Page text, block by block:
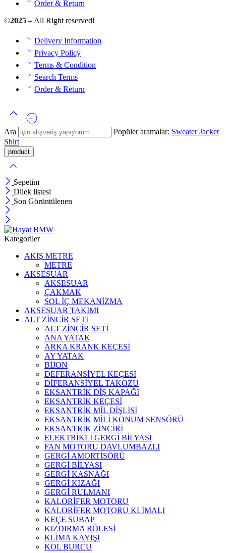
Order & Return
©2025 – All Right reserved!
Delivery Information
Privacy Policy
Terms & Condition
Search Terms
Order & Return
Ara Popüler aramalar: SweaterJacket
Shirt
Sepetim
Dilek listesi
Son Görüntülenen
Kategoriler
AKIŞ METRE
METRE
AKSESUAR
AKSESUAR
ÇAKMAK
SOL İÇ MEKANİZMA
AKSESUAR TAKIMI
ALT ZİNCİR SETİ
ALT ZİNCİR SETİ
ANA YATAK
ARKA KRANK KEÇESİ
AY YATAK
BİJON
DEFERANSİYEL KEÇESİ
DİFERANSİYEL TAKOZU
EKSANTRİK DİŞ KAPAĞI
EKSANTRİK KEÇESİ
EKSANTRİK MİL DİŞLİSİ
EKSANTRİK MİLİ KONUM SENSÖRÜ
EKSANTRİK ZİNCİRİ
ELEKTRİKLİ GERGİ BİLYASI
FAN MOTORU DAVLUMBAZLI
GERGİ AMORTİSÖRÜ
GERGİ BİLYASI
GERGİ KASNAĞI
GERGİ KIZAĞI
GERGİ RULMANI
KALORİFER MOTORU
KALORİFER MOTORU KLİMALI
KEÇE SUBAP
KIZDIRMA RÖLESİ
KLİMA KAYIŞI
KOL BURCU